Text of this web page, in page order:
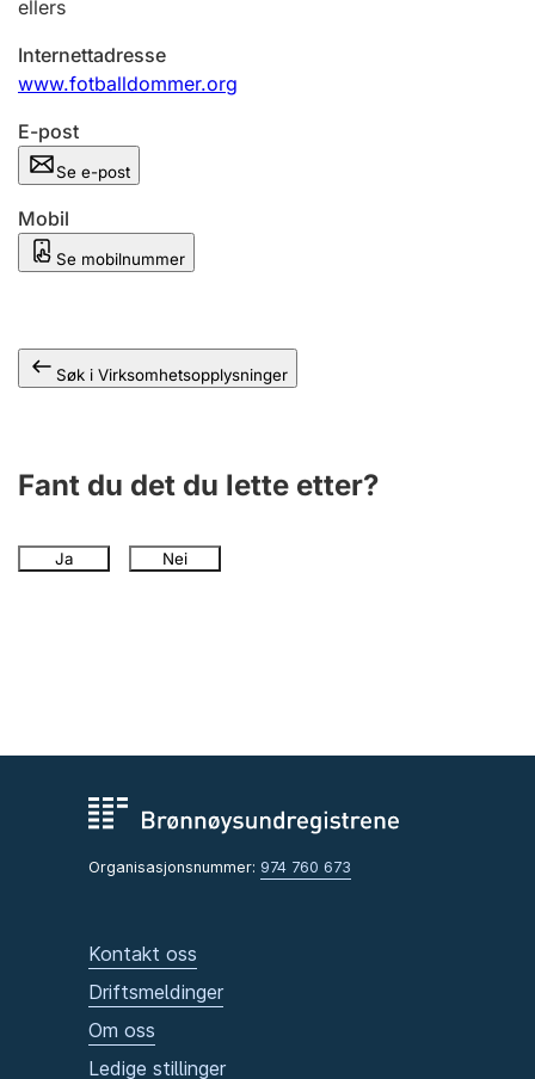
ellers
Internettadresse
www.fotballdommer.org
E-post
Se e-post
Mobil
Se mobilnummer
Søk i Virksomhetsopplysninger
Fant du det du lette etter?
Ja Nei
Organisasjonsnummer: 974 760 673
Kontakt oss
Driftsmeldinger
Om oss
Ledige stillinger